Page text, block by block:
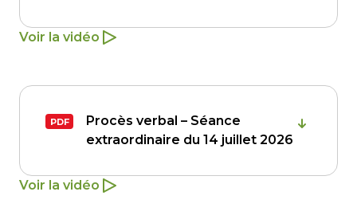
Voir la vidéo
Procès verbal – Séance
extraordinaire du 14 juillet 2026
Voir la vidéo